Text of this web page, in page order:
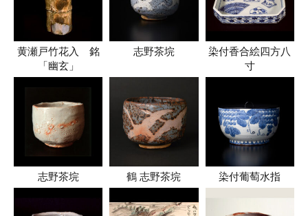
黄瀬戸竹花入 銘
「幽玄」
志野茶垸
染付香合絵四方八
寸
志野茶垸 鶴 志野茶垸 染付葡萄水指